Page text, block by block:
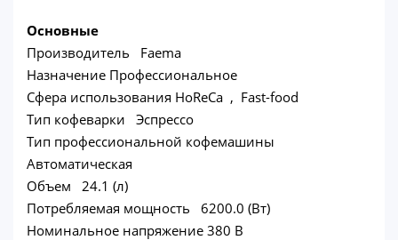
Основные
Производитель Faema
Назначение Профессиональное
Сфера использования HoReCa , Fast-food
Тип кофеварки Эспрессо
Тип профессиональной кофемашины
Автоматическая
Объем 24.1 (л)
Потребляемая мощность 6200.0 (Вт)
Номинальное напряжение 380 В